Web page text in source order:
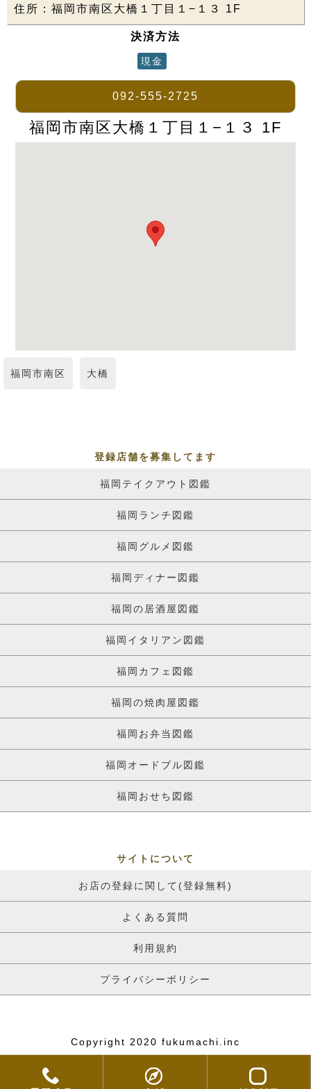
住所：福岡市南区大橋１丁目１−１３ 1F
決済方法
現金
092-555-2725
福岡市南区大橋１丁目１−１３ 1F
福岡市南区 大橋
登録店舗を募集してます
福岡テイクアウト図鑑
福岡ランチ図鑑
福岡グルメ図鑑
福岡ディナー図鑑
福岡の居酒屋図鑑
福岡イタリアン図鑑
福岡カフェ図鑑
福岡の焼肉屋図鑑
福岡お弁当図鑑
福岡オードブル図鑑
福岡おせち図鑑
サイトについて
お店の登録に関して(登録無料)
よくある質問
利用規約
プライバシーポリシー
Copyright 2020 fukumachi.inc